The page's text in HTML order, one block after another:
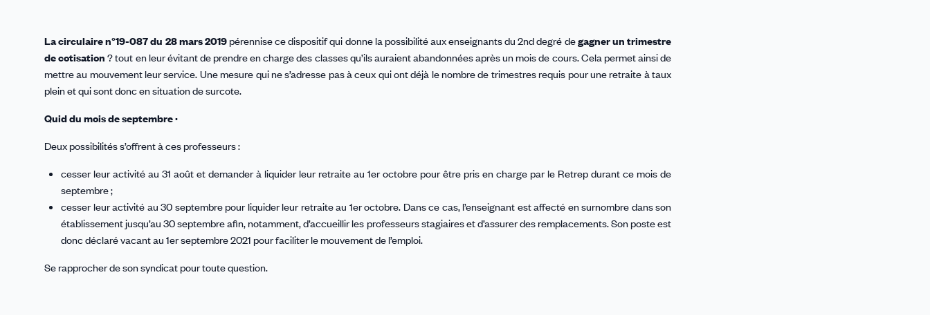
La circulaire n°19-087 du 28 mars 2019 pérennise ce dispositif qui donne la possibilité aux enseignants du 2nd degré degagner un trimestre
de cotisation ? tout en leur évitant de prendre en charge des classes qu’ils auraient abandonnées après un mois de cours. Cela permet ainsi de
mettre au mouvement leur service. Une mesure qui ne s’adresse pas à ceux qui ont déjà le nombre de trimestres requis pour une retraite à taux
plein et qui sont donc en situation de surcote.
Quid du mois de septembre ·
Deux possibilités s’offrent à ces professeurs :
cesser leur activité au 31 août et demander à liquider leur retraite au 1er octobre pour être pris en charge par le Retrep durant ce mois de
septembre ;
cesser leur activité au 30 septembre pour liquider leur retraite au 1er octobre. Dans ce cas, l’enseignant est affecté en surnombre dans son
établissement jusqu’au 30 septembre afin, notamment, d’accueillir les professeurs stagiaires et d’assurer des remplacements. Son poste est
donc déclaré vacant au 1er septembre 2021 pour faciliter le mouvement de l’emploi.
Se rapprocher de son syndicat pour toute question.